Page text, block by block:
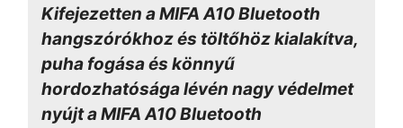
Kifejezetten a MIFA A10 Bluetooth
hangszórókhoz és töltőhöz kialakítva,
puha fogása és könnyű
hordozhatósága lévén nagy védelmet
nyújt a MIFA A10 Bluetooth